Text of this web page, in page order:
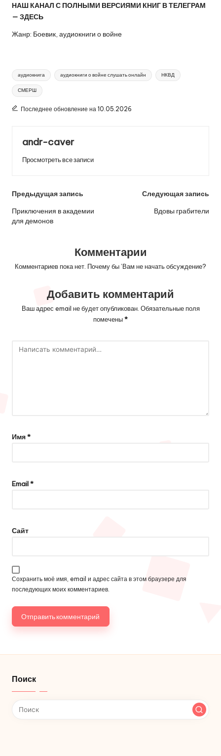
НАШ КАНАЛ С ПОЛНЫМИ ВЕРСИЯМИ КНИГ В ТЕЛЕГРАМ
— ЗДЕСЬ
Жанр: Боевик, аудиокниги о войне
Метки:
аудиокнига аудиокниги о войне слушать онлайн НКВД
СМЕРШ
Последнее обновление на 10.05.2026
andr-caver
Просмотреть все записи
Навигация
по
записям
Предыдущая запись
Приключения в академии
для демонов
Следующая запись
Вдовы грабители
Комментарии
Комментариев пока нет. Почему бы ’Вам не начать обсуждение?
Добавить комментарий
Ваш адрес email не будет опубликован. Обязательные поля
помечены*
Имя*
Email*
Сайт
Сохранить моё имя, email и адрес сайта в этом браузере для
последующих моих комментариев.
Поиск